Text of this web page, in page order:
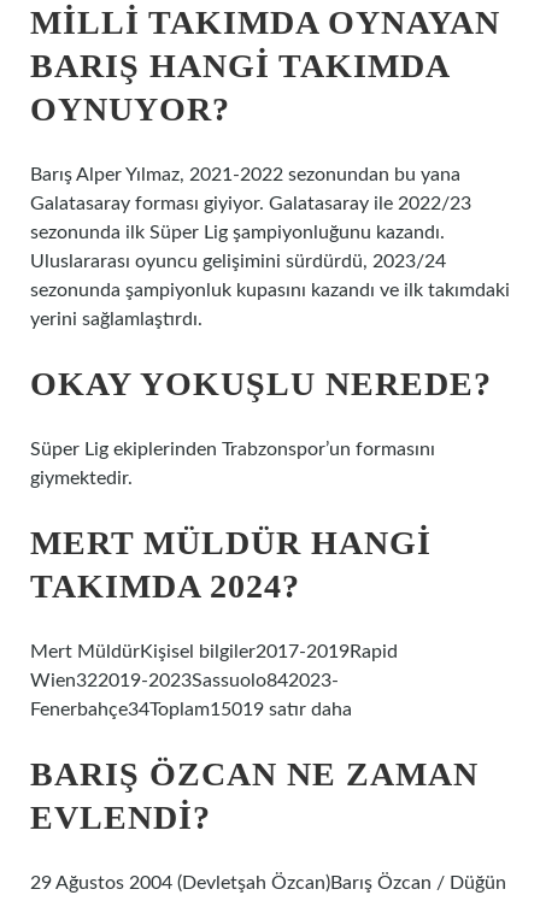
MILLI TAKIMDA OYNAYAN
BARIŞ HANGI TAKIMDA
OYNUYOR?
Barış Alper Yılmaz, 2021-2022 sezonundan bu yana
Galatasaray forması giyiyor. Galatasaray ile 2022/23
sezonunda ilk Süper Lig şampiyonluğunu kazandı.
Uluslararası oyuncu gelişimini sürdürdü, 2023/24
sezonunda şampiyonluk kupasını kazandı ve ilk takımdaki
yerini sağlamlaştırdı.
OKAY YOKUŞLU NEREDE?
Süper Lig ekiplerinden Trabzonspor’un formasını
giymektedir.
MERT MÜLDÜR HANGI
TAKIMDA 2024?
Mert MüldürKişisel bilgiler2017-2019Rapid
Wien322019-2023Sassuolo842023-
Fenerbahçe34Toplam15019 satır daha
BARIŞ ÖZCAN NE ZAMAN
EVLENDI?
29 Ağustos 2004 (Devletşah Özcan)Barış Özcan / Düğün